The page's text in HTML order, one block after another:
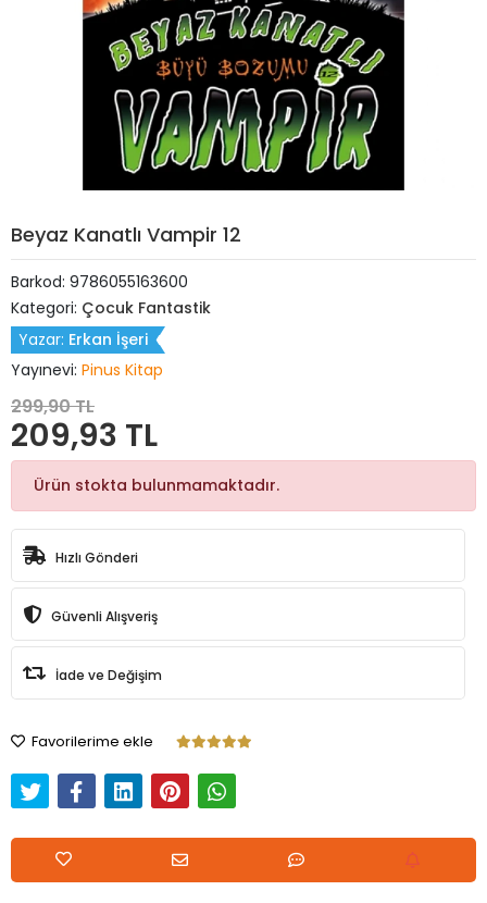
Beyaz Kanatlı Vampir 12
Barkod: 9786055163600
Kategori: Çocuk Fantastik
Yazar: Erkan İşeri
Yayınevi: Pinus Kitap
299,90 TL
209,93 TL
Ürün stokta bulunmamaktadır.
Hızlı Gönderi
Güvenli Alışveriş
İade ve Değişim
Favorilerime ekle